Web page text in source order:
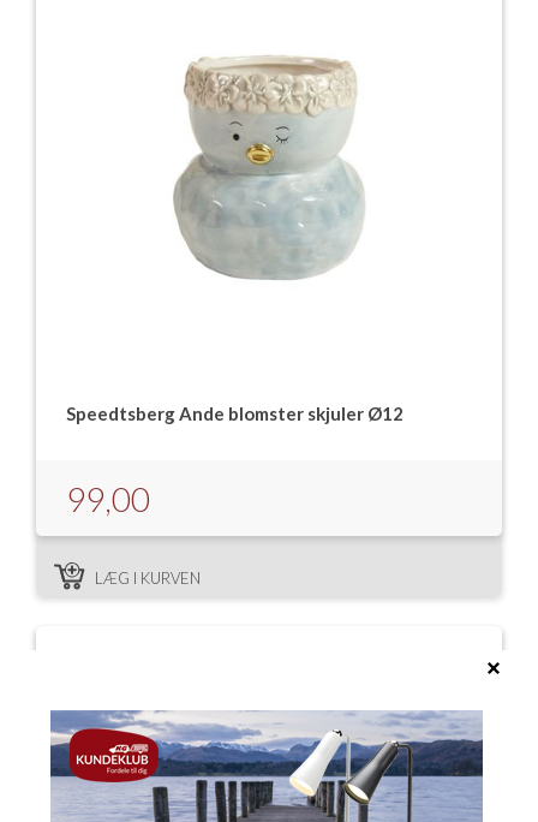
Speedtsberg Ande blomster skjuler Ø12
99,00
LÆG I KURVEN